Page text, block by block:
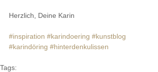
Herzlich, Deine Karin
#inspiration #karindoering #kunstblog
#karindöring #hinterdenkulissen
Tags: